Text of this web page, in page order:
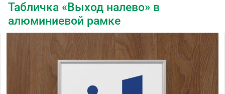
Табличка «Выход налево» в
алюминиевой рамке